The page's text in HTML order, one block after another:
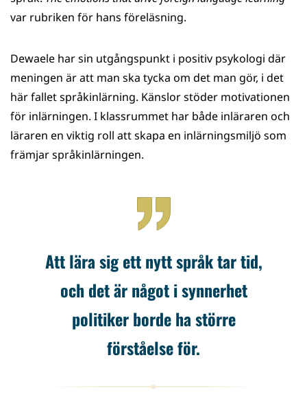
var rubriken för hans föreläsning.
Dewaele har sin utgångspunkt i positiv psykologi där
meningen är att man ska tycka om det man gör, i det
här fallet språkinlärning. Känslor stöder motivationen
för inlärningen. I klassrummet har både inläraren och
läraren en viktig roll att skapa en inlärningsmiljö som
främjar språkinlärningen.
Att lära sig ett nytt språk tar tid,
och det är något i synnerhet
politiker borde ha större
förståelse för.